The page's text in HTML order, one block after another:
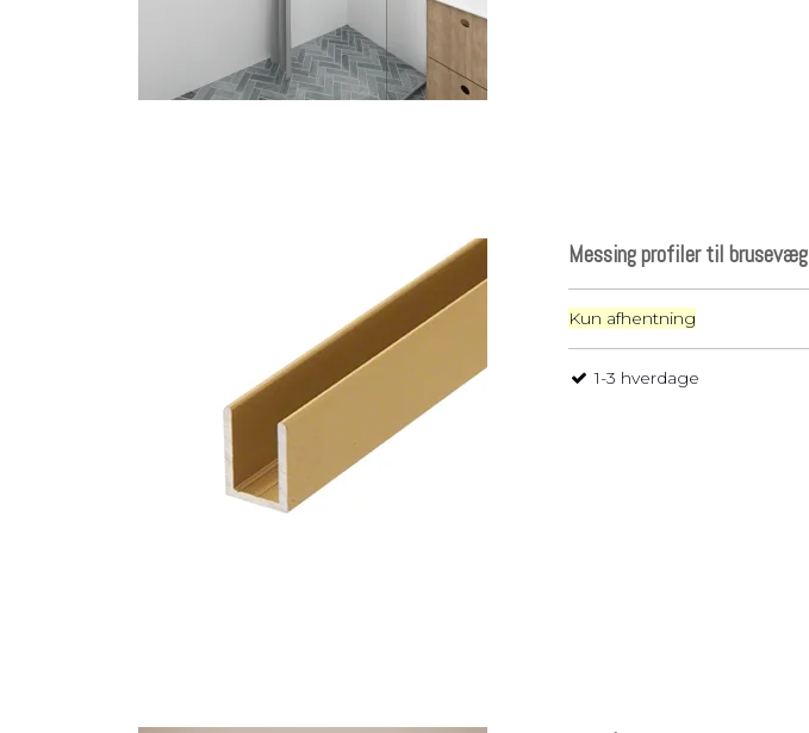
Messing profiler til brusevæg
Kun afhentning
1-3 hverdage